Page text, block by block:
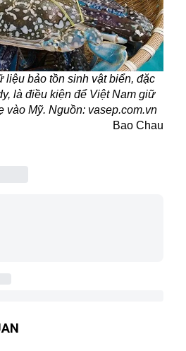
liệu bảo tồn sinh vật biển, đặc
là điều kiện để Việt Nam giữ
vào Mỹ. Nguồn: vasep.com.vn
Bao Chau